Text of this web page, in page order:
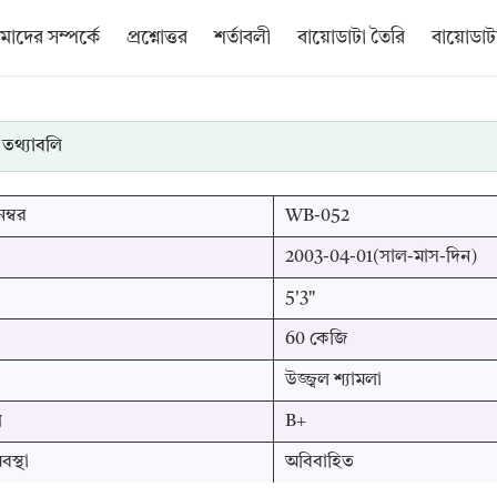
সম্পর্কে প্রশ্নোত্তর শর্তাবলী বায়োডাটা তৈরি
WB-052
2003-04-01(সাল-মাস-দিন)
5'3"
60 কেজি
উজ্জ্বল শ্যামলা
B+
অবিবাহিত